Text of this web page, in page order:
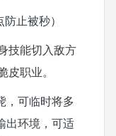
防止被秒）
技能切入敌方
皮职业。
，可临时将多
出环境，可适